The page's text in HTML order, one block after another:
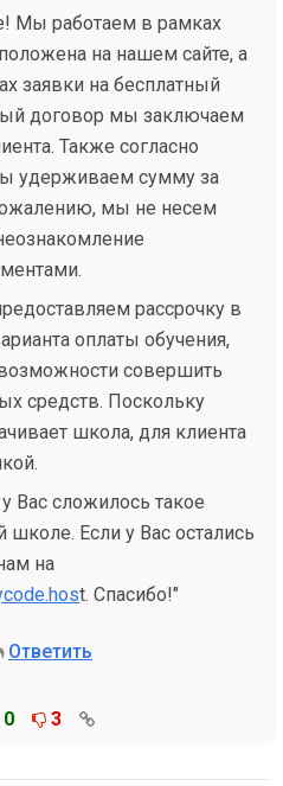
Мы работаем в рамках
на нашем сайте, а
заявки на бесплатный
договор мы заключаем
Также согласно
удерживаем сумму за
мы не несем
рассрочку в
оплаты обучения,
совершить
средств. Поскольку
школа, для клиента
Вас сложилось такое
школе. Если у Вас остались
на
t. Спасибо!"
Ответить
0 3